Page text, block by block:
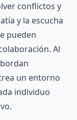
conflictos y
y la escucha
pueden
Al
un entorno
individuo